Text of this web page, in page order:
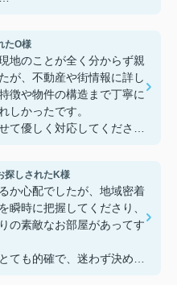
たO様
地のことが全く分からず親
が、不動産や街情報に詳し
徴や物件の構造まで丁寧に
しかったです。
て優しく対応してくださっ
達さん、ありがとうござい
探しされたK様
か心配でしたが、地域密着
瞬時に把握してくださり、
の素敵なお部屋があってす
ても的確で、迷わず決める